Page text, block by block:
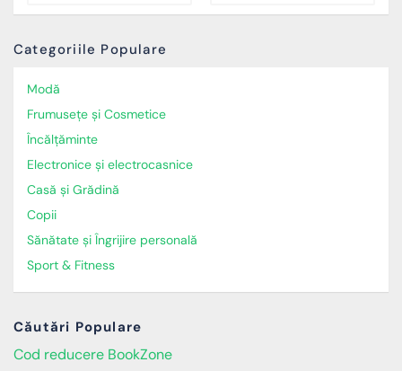
Categoriile Populare
Modă
Frumusețe și Cosmetice
Încălţăminte
Electronice și electrocasnice
Casă și Grădină
Copii
Sănătate și Îngrijire personală
Sport & Fitness
Căutări Populare
Cod reducere BookZone